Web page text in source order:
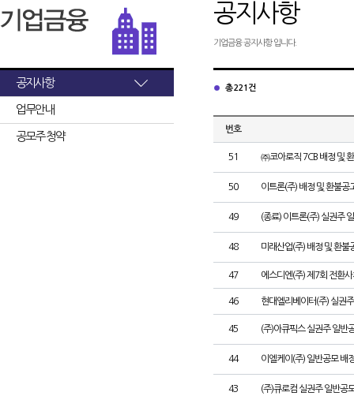
공지사항
업무안내
공모주 청약
공지사항
기업금융 공지사항 입니다.
총 221건
번호
51 ㈜코아로직 7CB 배정 및
50 이트론(주) 배정 및 환불공
49 (종료) 이트론(주) 실권주
48 미래산업(주) 배정 및 환불
47 에스디엔(주) 제7회 전환
46 현대엘리베이터(주) 실권
45 (주)아큐픽스 실권주 일반
44 이엘케이(주) 일반공모 배
43 (주)큐로컴 실권주 일반공